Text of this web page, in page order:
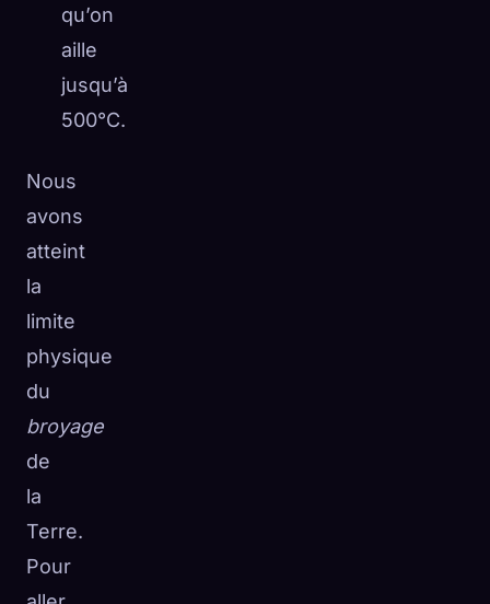
qu’on
aille
jusqu’à
500°C.
Nous
avons
atteint
la
limite
physique
du
broyage
de
la
Terre.
Pour